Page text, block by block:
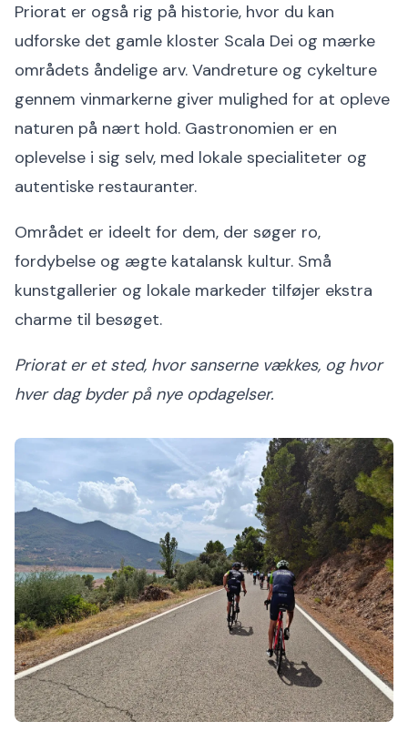
Priorat er også rig på historie, hvor du kan
udforske det gamle kloster Scala Dei og mærke
områdets åndelige arv. Vandreture og cykelture
gennem vinmarkerne giver mulighed for at opleve
naturen på nært hold. Gastronomien er en
oplevelse i sig selv, med lokale specialiteter og
autentiske restauranter.
Området er ideelt for dem, der søger ro,
fordybelse og ægte katalansk kultur. Små
kunstgallerier og lokale markeder tilføjer ekstra
charme til besøget.
Priorat er et sted, hvor sanserne vækkes, og hvor
hver dag byder på nye opdagelser.